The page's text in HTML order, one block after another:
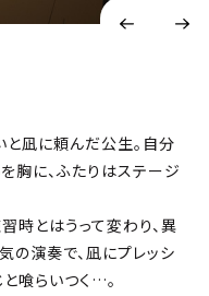
凪に頼んだ公生。自分
胸に、ふたりはステージ
時とはうって変わり、異
の演奏で、凪にプレッシ
喰らいつく…。